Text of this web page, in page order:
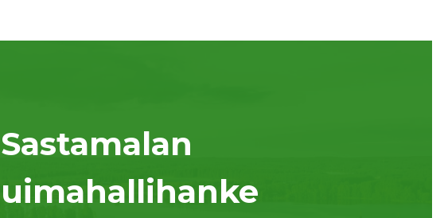
Sastamalan
uimahallihanke